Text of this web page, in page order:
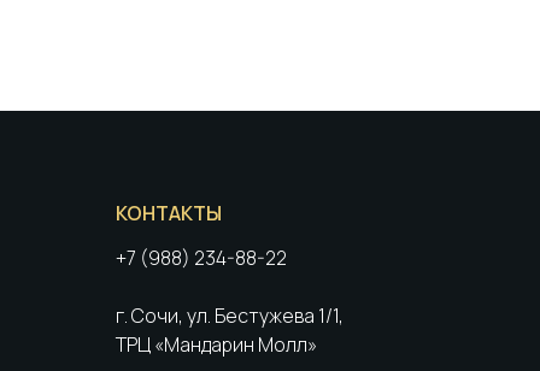
КОНТАКТЫ
+7 (988) 234-88-22
г. Сочи, ул. Бестужева 1/1,
ТРЦ «Мандарин Молл»